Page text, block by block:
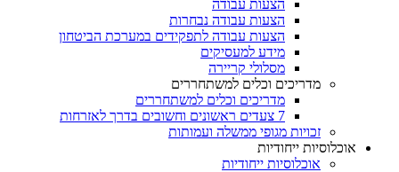
הצעות עבודה
הצעות עבודה נבחרות
הצעות עבודה לתפקידים במערכת הביטחון
מידע למעסיקים
מסלולי קריירה
מדריכים וכלים למשתחררים
מדריכים וכלים למשתחררים
7 צעדים ראשונים וחשובים בדרך לאזרחות
זכויות מגופי ממשלה ועמותות
אוכלוסיות ייחודיות
אוכלוסיות ייחודיות